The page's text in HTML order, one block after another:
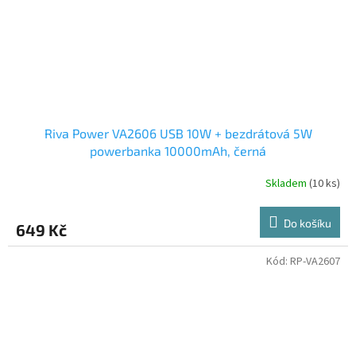
Riva Power VA2606 USB 10W + bezdrátová 5W
powerbanka 10000mAh, černá
Skladem (10 ks)
649 Kč Do košíku
Kód: RP-VA2607